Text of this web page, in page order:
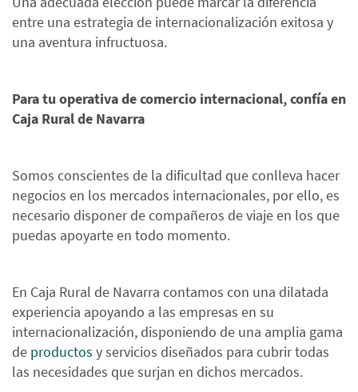
entre una estrategia de internacionalización exitosa y
una aventura infructuosa.
Para tu operativa de comercio internacional, confía en
Caja Rural de Navarra
Somos conscientes de la dificultad que conlleva hacer
negocios en los mercados internacionales, por ello, es
necesario disponer de compañeros de viaje en los que
puedas apoyarte en todo momento.
En Caja Rural de Navarra contamos con una dilatada
experiencia apoyando a las empresas en su
internacionalización, disponiendo de una amplia gama
de productos y servicios diseñados para cubrir todas
las necesidades que surjan en dichos mercados.